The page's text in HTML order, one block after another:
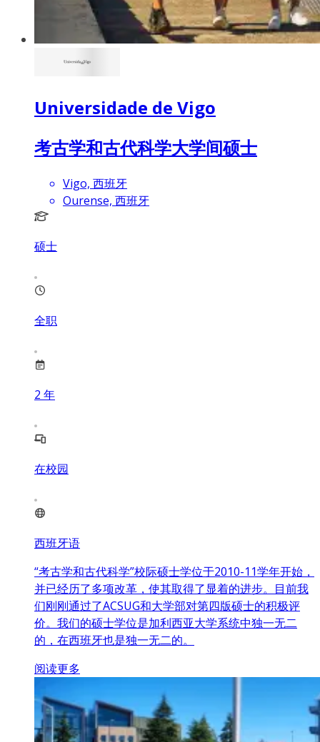
Universidade de Vigo
考古学和古代科学大学间硕士
Vigo, 西班牙
Ourense, 西班牙
硕士
全职
2 年
在校园
西班牙语
“考古学和古代科学”校际硕士学位于2010-11学年开始，
并已经历了多项改革，使其取得了显着的进步。目前我
们刚刚通过了ACSUG和大学部对第四版硕士的积极评
价。我们的硕士学位是加利西亚大学系统中独一无二
的，在西班牙也是独一无二的。
阅读更多